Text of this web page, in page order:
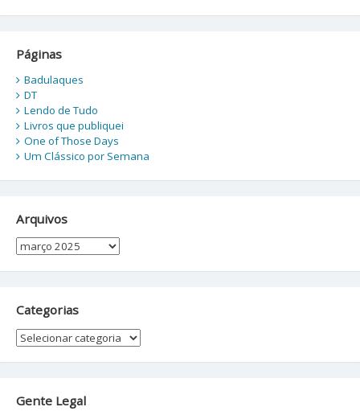
Páginas
Badulaques
DT
Lendo de Tudo
Livros que publiquei
One of Those Days
Um Clássico por Semana
Arquivos
Arquivos
Categorias
Categorias
Gente Legal